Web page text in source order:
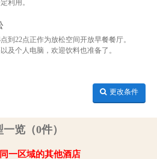
利用。
点到22点正作为放松空间开放早餐餐厅。
及个人电脑，欢迎饮料也准备了。
更改条件
一览（0件）
一区域的其他酒店